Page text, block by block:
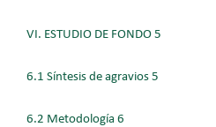
VI. ESTUDIO DE FONDO 5
6.1 Síntesis de agravios 5
6.2 Metodología 6